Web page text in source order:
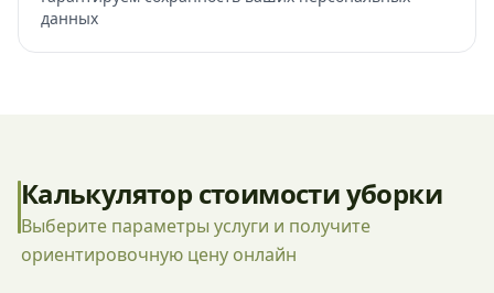
данных
Калькулятор стоимости уборки
Выберите параметры услуги и получите
ориентировочную цену онлайн